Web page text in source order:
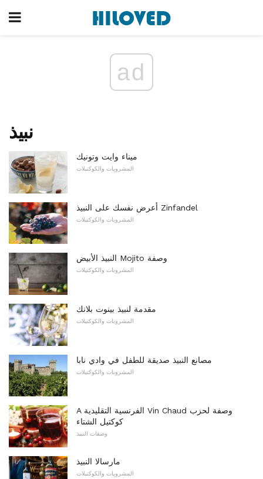
ad
نبيذ
ميناء وايت وتونيك
المشروبات والكوكتيلات
أعرض نفسك على النبيذ Zinfandel
المشروبات والكوكتيلات
النبيذ الأبيض Mojito وصفة
المشروبات والكوكتيلات
مقدمة لنبيذ بينوت بلانك
المشروبات والكوكتيلات
مصانع النبيذ صديقة للطفل في وادي نابا
المشروبات والكوكتيلات
A الفرنسية التقليدية Vin Chaud وصفة لحزب
كوكتيل الشتاء
وصفات النبيذ
مارسالا النبيذ
المشروبات والكوكتيلات